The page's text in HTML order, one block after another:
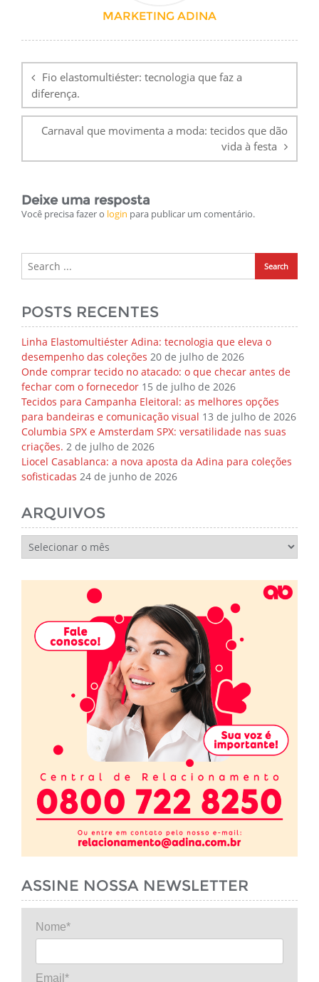
MARKETING ADINA
de
PostFio elastomultiéster: tecnologia que faz a
diferença.
Carnaval que movimenta a moda: tecidos que dão
vida à festa
Deixe uma resposta
Você precisa fazer o login para publicar um comentário.
POSTS RECENTES
Linha Elastomultiéster Adina: tecnologia que eleva o
desempenho das coleções 20 de julho de 2026
Onde comprar tecido no atacado: o que checar antes de
fechar com o fornecedor 15 de julho de 2026
Tecidos para Campanha Eleitoral: as melhores opções
para bandeiras e comunicação visual 13 de julho de 2026
Columbia SPX e Amsterdam SPX: versatilidade nas suas
criações. 2 de julho de 2026
Liocel Casablanca: a nova aposta da Adina para coleções
sofisticadas 24 de junho de 2026
ARQUIVOS
Arquivos
ASSINE NOSSA NEWSLETTER
Nome*
Email*